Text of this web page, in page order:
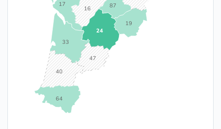
16
17
19
24
33
40
47
64
87